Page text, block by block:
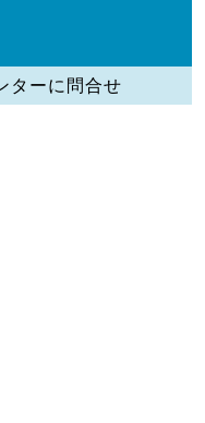
ターに問合せ